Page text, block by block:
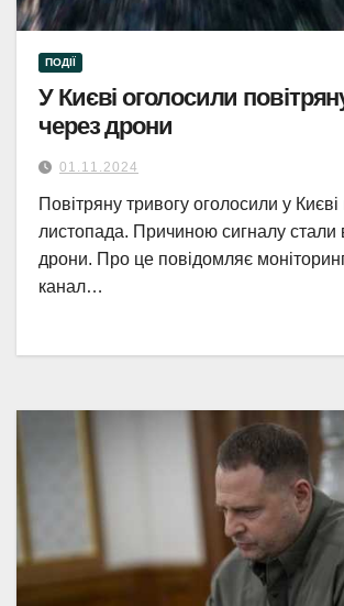
ПОДІЇ
У Києві оголосили
через дрони
01.11.2024
Повітряну тривогу оголосили у Києві
листопада. Причиною сигналу стали
дрони. Про це повідомляє
канал…